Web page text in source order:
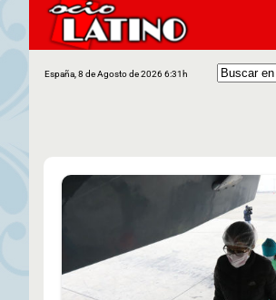
España, 8 de Agosto de 2026 6:31h